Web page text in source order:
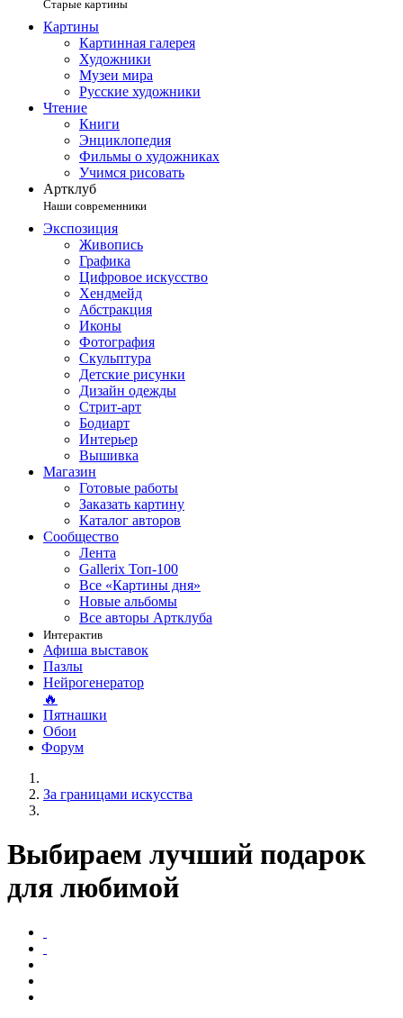
Старые картины
Картины
Картинная галерея
Художники
Музеи мира
Русские художники
Чтение
Книги
Энциклопедия
Фильмы о художниках
Учимся рисовать
Артклуб
Наши современники
Экспозиция
Живопись
Графика
Цифровое искусство
Хендмейд
Абстракция
Иконы
Фотография
Скульптура
Детские рисунки
Дизайн одежды
Стрит-арт
Бодиарт
Интерьер
Вышивка
Магазин
Готовые работы
Заказать картину
Каталог авторов
Сообщество
Лента
Gallerix Топ-100
Все «Картины дня»
Новые альбомы
Все авторы Артклуба
Интерактив
Афиша выставок
Пазлы
Нейрогенератор
🔥
Пятнашки
Обои
Форум
За границами искусства
Выбираем лучший подарок
для любимой